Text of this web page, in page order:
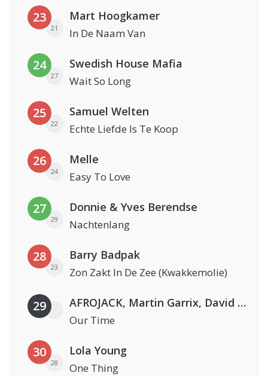
23
21
Mart Hoogkamer
In De Naam Van
24
27
Swedish House Mafia
Wait So Long
25
22
Samuel Welten
Echte Liefde Is Te Koop
26
24
Melle
Easy To Love
27
29
Donnie & Yves Berendse
Nachtenlang
28
23
Barry Badpak
Zon Zakt In De Zee (Kwakkemolie)
29 AFROJACK, Martin Garrix, David Guetta & Amél
Our Time
30
28
Lola Young
One Thing